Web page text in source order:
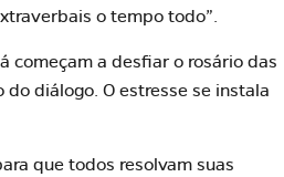
o tempo todo”.
começam a desfiar o rosário das
do diálogo. O estresse se instala
que todos resolvam suas